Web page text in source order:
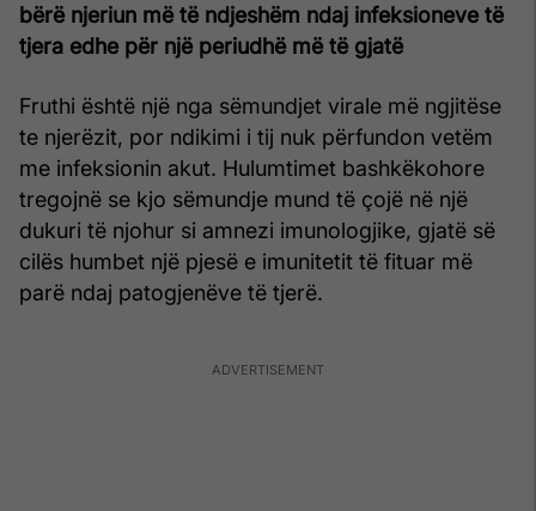
bërë njeriun më të ndjeshëm ndaj infeksioneve të
tjera edhe për një periudhë më të gjatë
Fruthi është një nga sëmundjet virale më ngjitëse
te njerëzit, por ndikimi i tij nuk përfundon vetëm
me infeksionin akut. Hulumtimet bashkëkohore
tregojnë se kjo sëmundje mund të çojë në një
dukuri të njohur si amnezi imunologjike, gjatë së
cilës humbet një pjesë e imunitetit të fituar më
parë ndaj patogjenëve të tjerë.